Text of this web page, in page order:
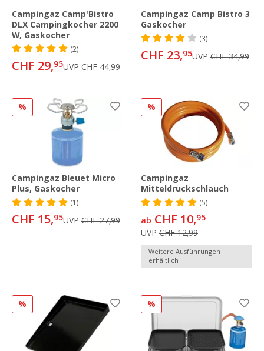
Campingaz Camp'Bistro
DLX Campingkocher 2200
W, Gaskocher
(2)
CHF 29,95UVP CHF 44,99
Campingaz Camp Bistro 3
Gaskocher
(3)
CHF 23,95UVP CHF 34,99
%
Campingaz Bleuet Micro
Plus, Gaskocher
(1)
CHF 15,95UVP CHF 27,99
%
Campingaz
Mitteldruckschlauch
(5)
ab CHF 10,95
UVP CHF 12,99
Weitere Ausführungen
erhältlich
% %